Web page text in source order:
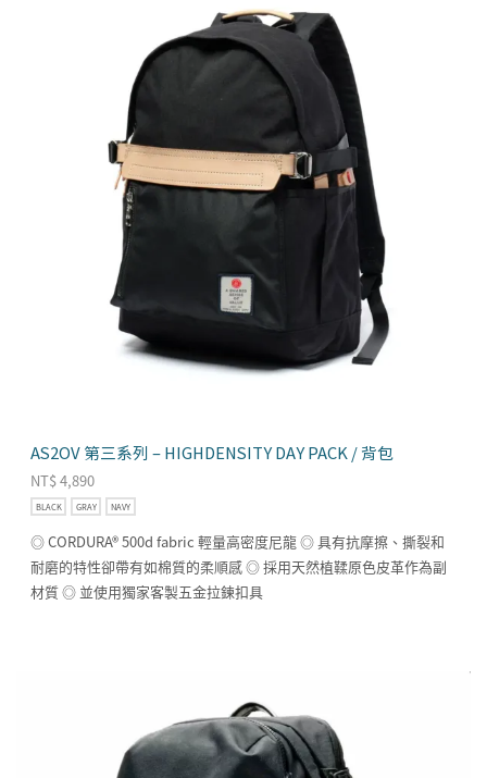
AS2OV 第三系列 – HIGHDENSITY DAY PACK / 背包
NT$4,890
BLACK GRAY NAVY
◎ CORDURA® 500d fabric 輕量高密度尼龍 ◎ 具有抗摩擦、撕裂和
耐磨的特性卻帶有如棉質的柔順感 ◎ 採用天然植鞣原色皮革作為副
材質 ◎ 並使用獨家客製五金拉鍊扣具